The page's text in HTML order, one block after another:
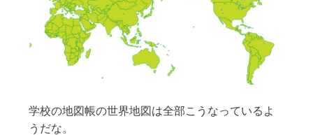
学校の地図帳の世界地図は全部こうなっているよ
うだな。